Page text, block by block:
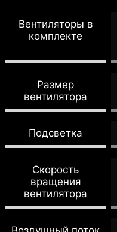
Вентиляторы в
комплекте
Размер
вентилятора
Подсветка
Скорость
вращения
вентилятора